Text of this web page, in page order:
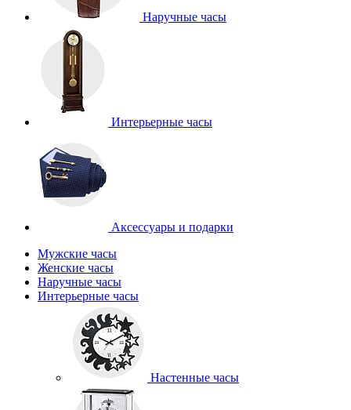
Наручные часы
Интерьерные часы
Аксессуары и подарки
Мужские часы
Женские часы
Наручные часы
Интерьерные часы
Настенные часы